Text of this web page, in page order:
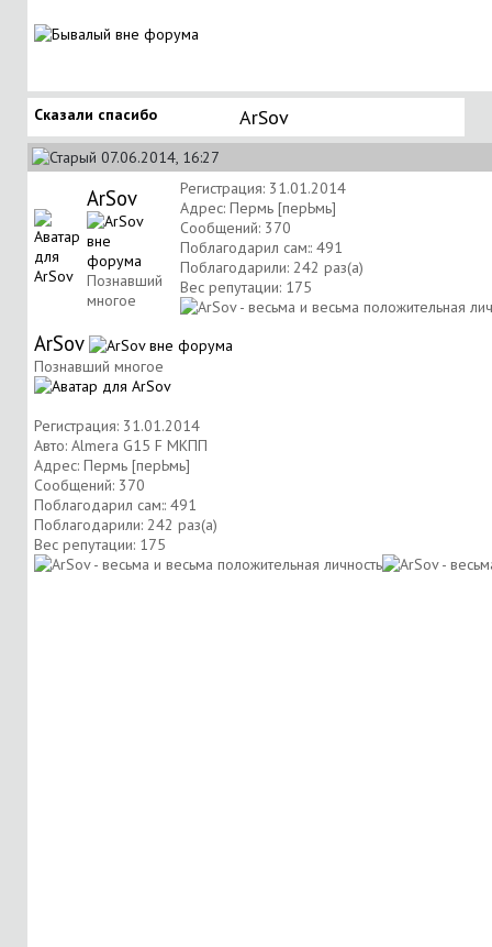
Сказали спасибо ArSov
07.06.2014, 16:27
ArSov
Познавший
многое
Регистрация: 31.01.2014
Адрес: Пермь [перЬмь]
Сообщений: 370
Поблагодарил сам:: 491
Поблагодарили: 242 раз(а)
Вес репутации: 175
ArSov
Познавший многое
Регистрация: 31.01.2014
Авто: Almera G15 F МКПП
Адрес: Пермь [перЬмь]
Сообщений: 370
Поблагодарил сам:: 491
Поблагодарили: 242 раз(а)
Вес репутации: 175